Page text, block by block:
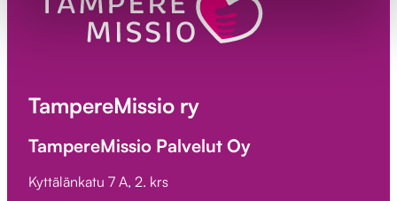
TampereMissio ry
TampereMissio Palvelut Oy
Kyttälänkatu 7 A, 2. krs